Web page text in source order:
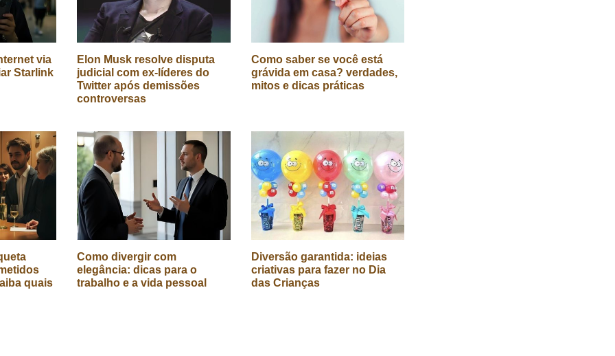
via
Starlink
Elon Musk resolve disputa
judicial com ex-líderes do
Twitter após demissões
controversas
Como saber se você está
grávida em casa? verdades,
mitos e dicas práticas
quais
Como divergir com
elegância: dicas para o
trabalho e a vida pessoal
Diversão garantida: ideias
criativas para fazer no Dia
das Crianças